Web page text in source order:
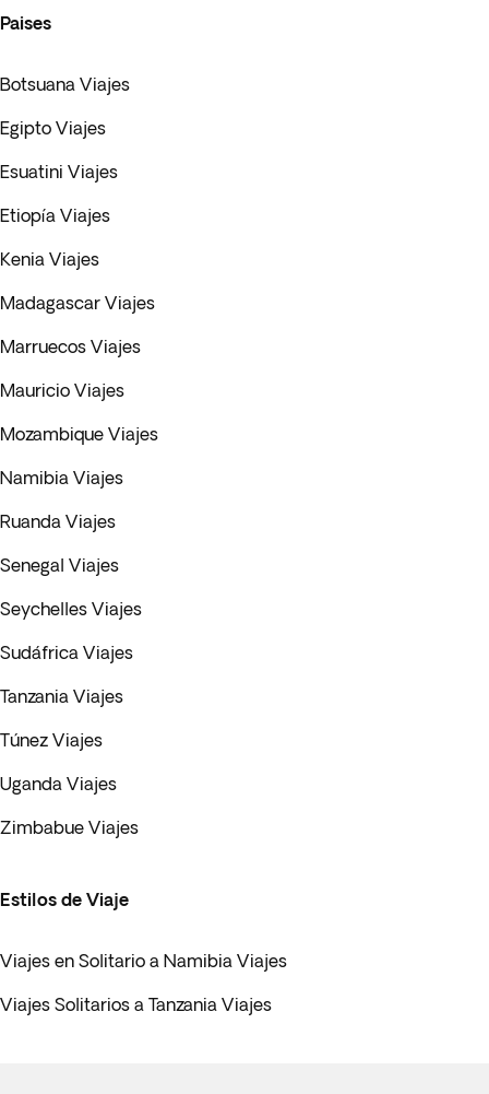
Paises
Botsuana Viajes
Egipto Viajes
Esuatini Viajes
Etiopía Viajes
Kenia Viajes
Madagascar Viajes
Marruecos Viajes
Mauricio Viajes
Mozambique Viajes
Namibia Viajes
Ruanda Viajes
Senegal Viajes
Seychelles Viajes
Sudáfrica Viajes
Tanzania Viajes
Túnez Viajes
Uganda Viajes
Zimbabue Viajes
Estilos de Viaje
Viajes en Solitario a Namibia Viajes
Viajes Solitarios a Tanzania Viajes